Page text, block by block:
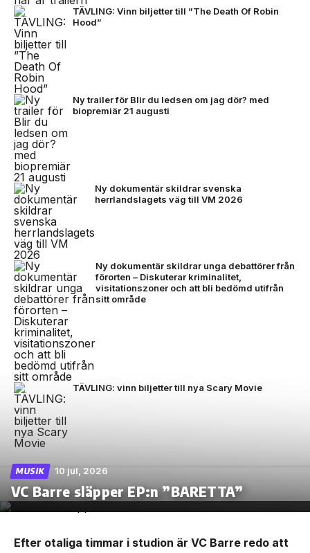
TÄVLING: Vinn biljetter till ”The Death Of Robin
Hood”
Ny trailer för Blir du ledsen om jag dör? med
biopremiär 21 augusti
Ny dokumentär skildrar svenska
herrlandslagets väg till VM 2026
Ny dokumentär skildrar unga debattörer från
förorten – Diskuterar kriminalitet,
visitationszoner och att bli bedömd utifrån
sitt område
TÄVLING: vinn biljetter till nya Scary Movie
MUSIK 10 jul, 2026
VC Barre släpper EP:n ”BARETTA”
Efter otaliga timmar i studion är VC Barre redo att